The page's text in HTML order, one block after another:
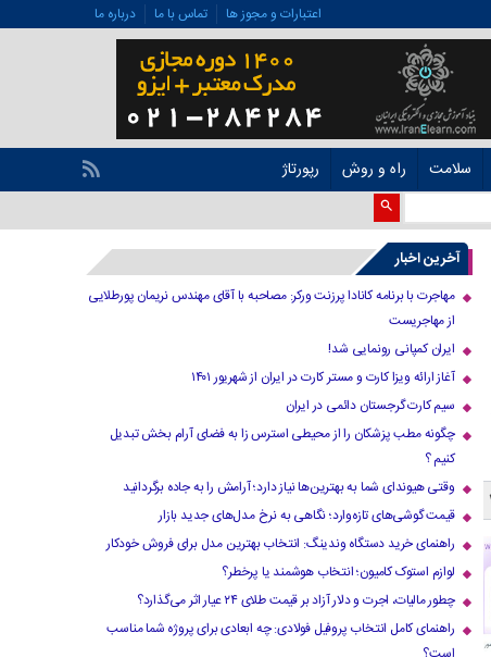
اعتبارات و مجوز ها تماس با ما درباره ما
سلامت راه و روش رپورتاژ
آخرین اخبار
مهاجرت با برنامه کانادا پرزنت ورکر: مصاحبه با آقای مهندس نریمان پورطلایی
از مهاجریست
ایران کمپانی رونمایی شد!
آغاز ارائه ویزا کارت و مستر کارت در ایران از شهریور ۱۴۰۱
سیم کارت گرجستان دائمی در ایران
چگونه مطب پزشکان را از محیطی استرس زا به فضای آرام بخش تبدیل
کنیم ؟
وقتی هیوندای شما به بهترین‌ها نیاز دارد؛ آرامش را به جاده برگردانید
قیمت گوشی‌های تازه‌وارد؛ نگاهی به نرخ مدل‌های جدید بازار
راهنمای خرید دستگاه وندینگ: انتخاب بهترین مدل برای فروش خودکار
لوازم استوک کامیون؛ انتخاب هوشمند یا پرخطر؟
چطور مالیات، اجرت و دلار آزاد بر قیمت طلای ۲۴ عیار اثر می‌گذارد؟
راهنمای کامل انتخاب پروفیل فولادی: چه ابعادی برای پروژه شما مناسب
است؟